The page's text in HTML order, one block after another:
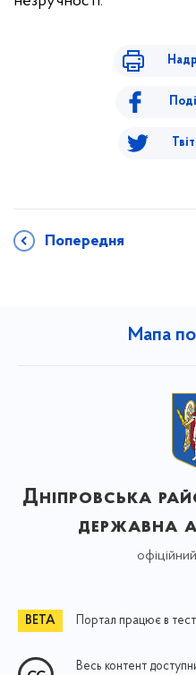
Попередня
Мапа
Дніпровська
державна
Портал працює в
Весь контент